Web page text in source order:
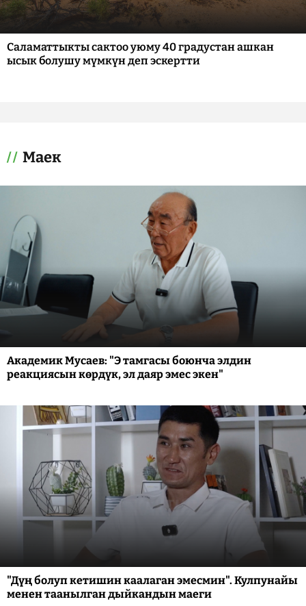
Саламаттыкты сактоо уюму 40 градустан ашкан
ысык болушу мүмкүн деп эскертти
Маек
Академик Мусаев: "Э тамгасы боюнча элдин
реакциясын көрдүк, эл даяр эмес экен"
"Дүң болуп кетишин каалаган эмесмин". Кулпунайы
менен таанылган дыйкандын маеги